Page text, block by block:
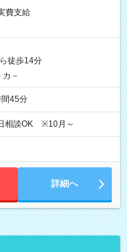
費支給
徒歩14分
－
45分
相談OK ※10月～
詳細へ